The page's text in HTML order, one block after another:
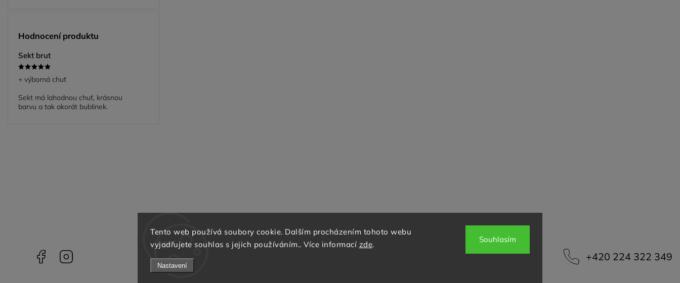
Tento web používá soubory cookie. Dalším procházením tohoto webu
vyjadřujete souhlas s jejich používáním.. Více informací zde.
Nastavení
Souhlasím
Hodnocení produktu
Sekt brut
+ výborná chuť
Sekt má lahodnou chuť, krásnou
barvu a tak akorát bublinek.
Facebook info@vinospol.cz +420 224 322 349